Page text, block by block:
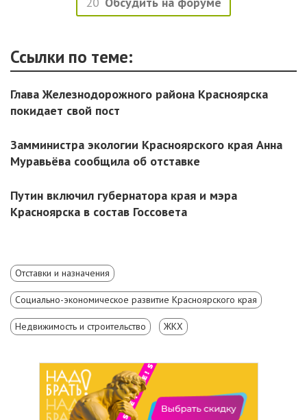
Ссылки по теме:
Глава Железнодорожного района Красноярска
покидает свой пост
Замминистра экологии Красноярского края Анна
Муравьёва сообщила об отставке
Путин включил губернатора края и мэра
Красноярска в состав Госсовета
Отставки и назначения
Социально-экономическое развитие Красноярского края
Недвижимость и строительство ЖКХ